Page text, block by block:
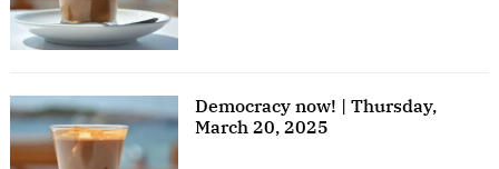
Democracy now! | Thursday,
March 20, 2025